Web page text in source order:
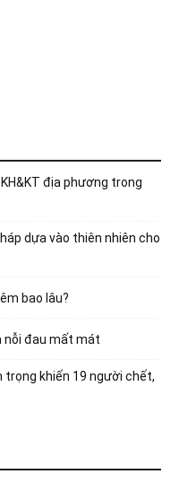
địa phương trong
dựa vào thiên nhiên cho
bao lâu?
nỗi đau mất mát
trọng khiến 19 người chết,